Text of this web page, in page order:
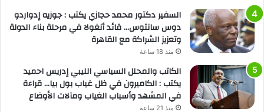
السفير دكتور محمد حجازي يكتب : جوزيه إدواردو
دوس سانتوس… قائد أنغولا في مرحلة بناء الدولة
وتعزيز الشراكة مع القاهرة
منذ 18 ساعة
الكاتب والمحلل السياسي الليبي إدريس احميد
يكتب : الكاميرون في ظل غياب بول بيا… قراءة
في المشهد وأسباب الغياب ومآلات الأوضاع
منذ 21 ساعة